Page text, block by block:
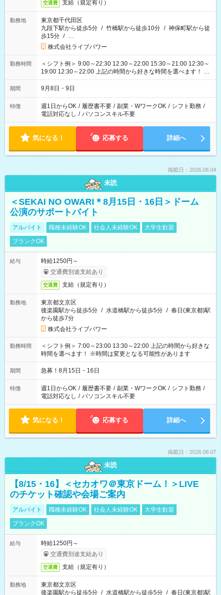
交通費 支給（規定有り）
勤務地
東京都千代田区
九段下駅から徒歩5分 / 竹橋駅から徒歩10分 / 神保町駅から徒
歩15分 / …
株式会社ライブパワー
勤務時間
＜シフト例＞ 9:00～22:30 12:30～22:00 15:30～21:00 12:30～
19:00 12:30～22:00 上記の時間から好きな時間を選べます！ ※
時間は変更となる可能性があります
期間 9月8日・9日
特徴 週1日からOK / 履歴書不要 / 副業・WワークOK / シフト勤務 /
電話対応なし / パソコンスキル不要
気になる！ 応募する 詳細へ
掲載日：2026.08.04
未読
＜SEKAI NO OWARI＊8月15日・16日＞ドーム
公演のサポートバイト
アルバイト 職種未経験OK 社会人未経験OK
大学生歓迎
ブランクOK
給与
時給1250円～
交通費別途支給あり
交通費 支給（規定有り）
勤務地
東京都文京区
後楽園駅から徒歩5分 / 水道橋駅から徒歩5分 / 春日(東京都)駅
から徒歩7分
株式会社ライブパワー
勤務時間
＜シフト例＞ 7:00～23:00 13:30～22:00 上記の時間から好きな
時間を選べます！ ※時間は変更となる可能性があります
期間 急募！8月15日・16日
特徴 週1日からOK / 履歴書不要 / 副業・WワークOK / シフト勤務 /
電話対応なし / パソコンスキル不要
気になる！ 応募する 詳細へ
掲載日：2026.08.07
未読
【8/15・16】＜セカオワ＠東京ドーム！＞LIVE
のチケット確認や会場ご案内
アルバイト 職種未経験OK 社会人未経験OK
大学生歓迎
ブランクOK
給与
時給1250円～
交通費別途支給あり
交通費 支給（規定有り）
勤務地
東京都文京区
後楽園駅から徒歩5分 / 水道橋駅から徒歩5分 / 春日(東京都)駅